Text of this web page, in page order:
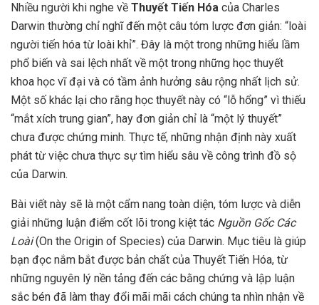
Nhiều người khi nghe về Thuyết Tiến Hóa của Charles
Darwin thường chỉ nghĩ đến một câu tóm lược đơn giản: “loài
người tiến hóa từ loài khỉ”. Đây là một trong những hiểu lầm
phổ biến và sai lệch nhất về một trong những học thuyết
khoa học vĩ đại và có tầm ảnh hưởng sâu rộng nhất lịch sử.
Một số khác lại cho rằng học thuyết này có “lỗ hổng” vì thiếu
“mắt xích trung gian”, hay đơn giản chỉ là “một lý thuyết”
chưa được chứng minh. Thực tế, những nhận định này xuất
phát từ việc chưa thực sự tìm hiểu sâu về công trình đồ sộ
của Darwin.
Bài viết này sẽ là một cẩm nang toàn diện, tóm lược và diễn
giải những luận điểm cốt lõi trong kiệt tác Nguồn Gốc Các
Loài(On the Origin of Species) của Darwin. Mục tiêu là giúp
bạn đọc nắm bắt được bản chất của Thuyết Tiến Hóa, từ
những nguyên lý nền tảng đến các bằng chứng và lập luận
sắc bén đã làm thay đổi mãi mãi cách chúng ta nhìn nhận về